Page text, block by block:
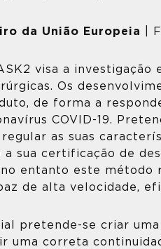
da União Europeia |
visa a
Os
de forma a
COVID-19.
as suas
sua certificação de
entanto este método
de alta velocidade,
pretende-se criar
uma correta